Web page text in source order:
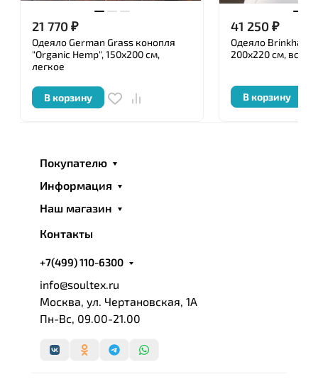
21 770₽
Одеяло German Grass конопля
"Organic Hemp", 150x200 см,
легкое
В корзину
41 250₽
Одеяло Brinkhaus
200x220 см,
В корзину
Покупателю
Информация
Наш магазин
Контакты
+7(499) 110-6300
info@soultex.ru
Москва, ул. Чертановская, 1А
Пн-Вс, 09.00-21.00